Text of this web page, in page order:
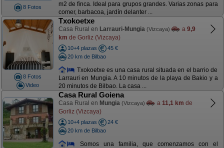
8 Fotos
m2 de finca. Ideal para grupos grandes. Varias zonas para
comer, barbacoa, jardín delanter ...
8 Fotos
Video
Txokoetxe
Casa Rural en Larrauri-Mungia (Vizcaya) a 9,9
km de Gorliz (Vizcaya)
10+4 plazas
45 €
20 km de Bilbao
Txokoetxe es una casa rural situada en el barrio de
Larrauri en Mungia. A 10 minutos de la playa de Bakio y a
20 minutos de Bilbao. La casa ...
Casa Rural Goiena
Casa Rural en Mungia (Vizcaya) a 11,1 km de
Gorliz (Vizcaya)
10+4 plazas
24 €
20 km de Bilbao
Somos una familia, que comenzamos con el